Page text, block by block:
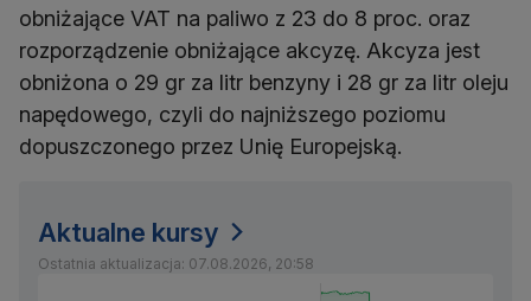
obniżające VAT na paliwo z 23 do 8 proc. oraz
rozporządzenie obniżające akcyzę. Akcyza jest
obniżona o 29 gr za litr benzyny i 28 gr za litr oleju
napędowego, czyli do najniższego poziomu
dopuszczonego przez Unię Europejską.
Aktualne kursy
Ostatnia aktualizacja: 07.08.2026, 20:58